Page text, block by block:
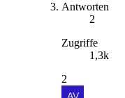
Antworten
2
Zugriffe
1,3k
2